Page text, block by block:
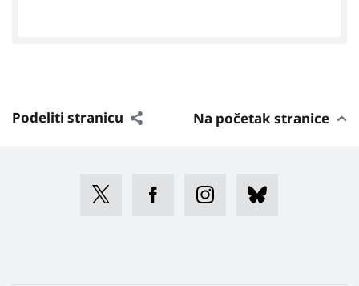
Podeliti stranicu Na početak stranice